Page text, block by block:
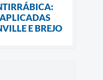
E BREJO